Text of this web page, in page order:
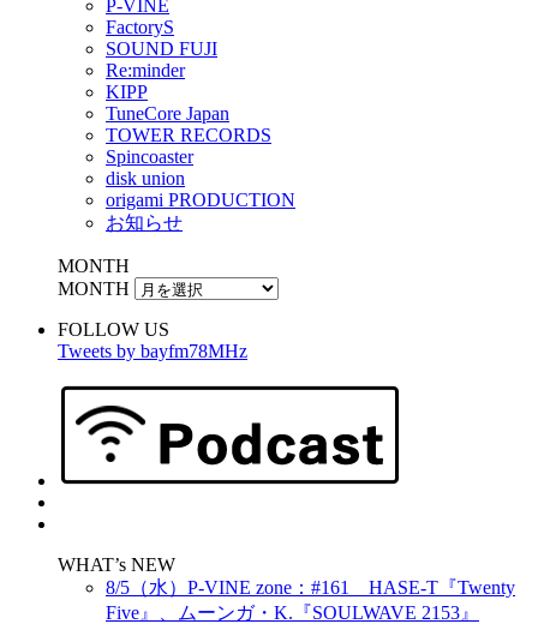
P-VINE
FactoryS
SOUND FUJI
Re:minder
KIPP
TuneCore Japan
TOWER RECORDS
Spincoaster
disk union
origami PRODUCTION
お知らせ
MONTH
MONTH
FOLLOW US
Tweets by bayfm78MHz
WHAT’s NEW
8/5（水）P-VINE zone：#161 HASE-T『Twenty
Five』、ムーンガ・K.『SOULWAVE 2153』